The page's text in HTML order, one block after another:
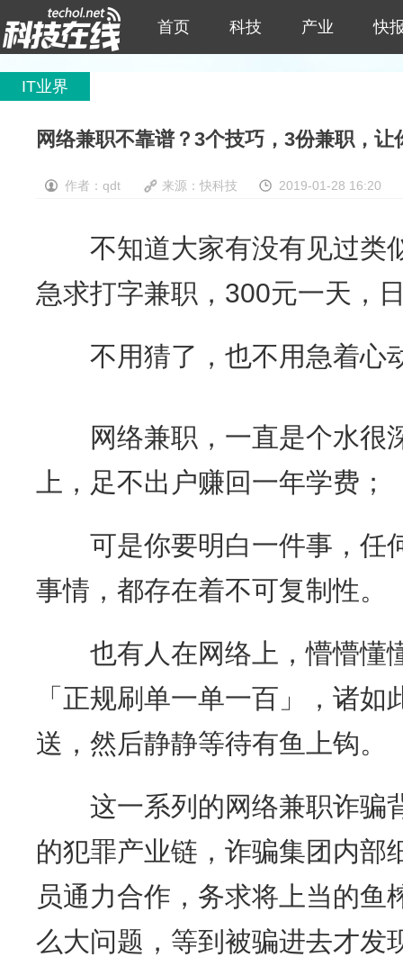
首页 科技 产业 快
IT业界
网络兼职不靠谱？3个技巧，3份兼职，
作者：qdt 来源：快科技 2019-01-28 16:20
不知道大家有没有见过类
急求打字兼职，300元一天
不用猜了，也不用急着心
网络兼职，一直是个水很
上，足不出户赚回一年学费；
可是你要明白一件事，任
事情，都存在着不可复制性。
也有人在网络上，懵懵懂
「正规刷单一单一百」，诸
送，然后静静等待有鱼上钩。
这一系列的网络兼职诈骗
的犯罪产业链，诈骗集团内部
员通力合作，务求将上当的鱼
么大问题，等到被骗进去才发